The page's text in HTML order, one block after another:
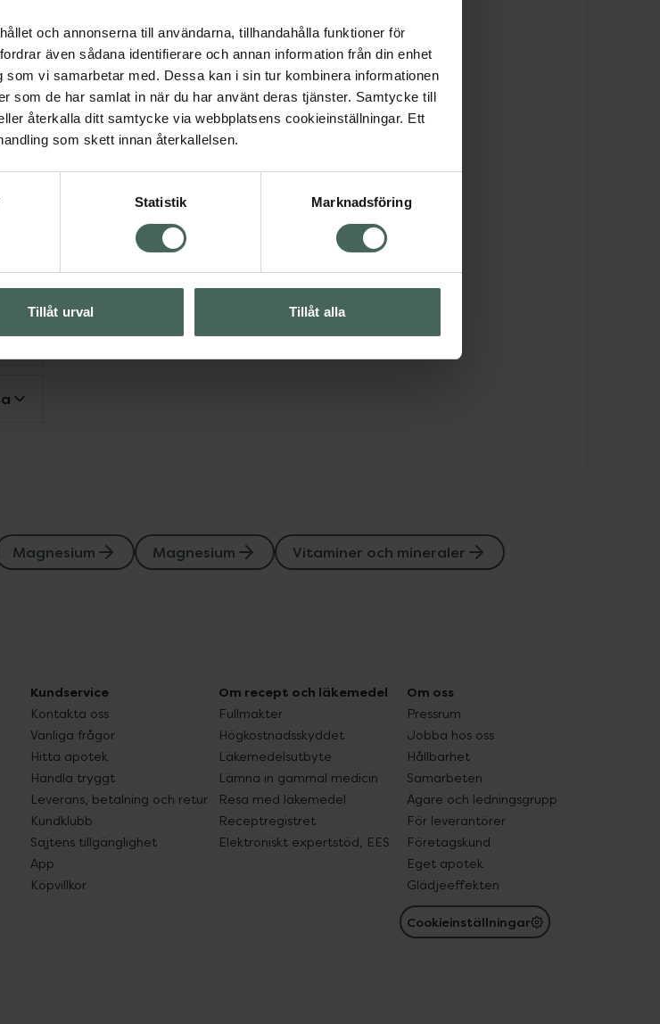
och annonserna till användarna, tillhandahålla funktioner för
även sådana identifierare och annan information från din enhet
vi samarbetar med. Dessa kan i sin tur kombinera informationen
som de har samlat in när du har använt deras tjänster. Samtycke till
återkalla ditt samtycke via webbplatsens cookieinställningar. Ett
som skett innan återkallelsen.
Statistik Marknadsföring
Tillåt urval Tillåt alla
Magnesium Magnesium
Vitaminer och mineraler
Kundservice
Kontakta oss
Vanliga frågor
Hitta apotek
Handla tryggt
Leverans, betalning och retur
Kundklubb
Sajtens tillgänglighet
App
Köpvillkor
Om recept och läkemedel
Fullmakter
Högkostnadsskyddet
Läkemedelsutbyte
Lämna in gammal medicin
Resa med läkemedel
Receptregistret
Elektroniskt expertstöd, EES
Om oss
Pressrum
Jobba hos oss
Hållbarhet
Samarbeten
Ägare och ledningsgrupp
För leverantörer
Företagskund
Eget apotek
Glädjeeffekten
Cookieinställningar